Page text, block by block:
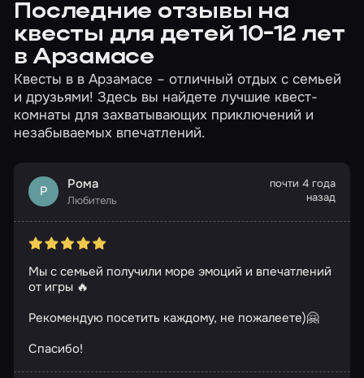
Последние отзывы на
квесты для детей 10-12 лет
в Арзамасе
Квесты в в Арзамасе – отличный отдых с семьей
и друзьями! Здесь вы найдете лучшие квест-
комнаты для захватывающих приключений и
незабываемых впечатлений.
Р Рома
Любитель
почти 4 года
назад
Мы с семьей получили море эмоций и впечатлений
от игры 🔥
Рекомендую посетить каждому, не пожалеете)🤗
Спасибо!